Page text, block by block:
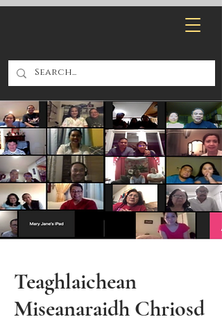
Teaghlaichean
Miseanaraidh Chriosd